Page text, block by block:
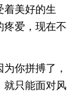
着美好的生
疼爱，现在不
你拼搏了，
就只能面对风